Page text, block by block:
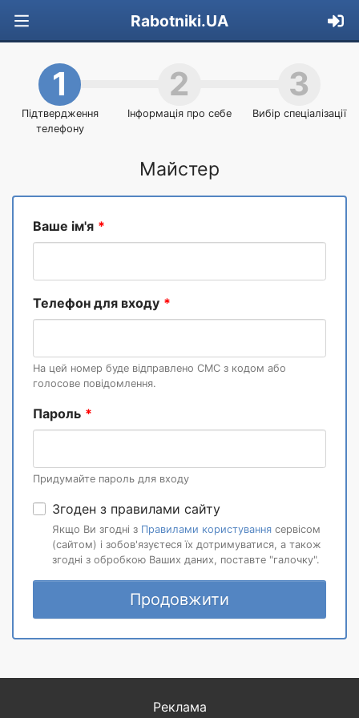
Rabotniki.UA
1
Підтвердження
телефону
2
Інформація про себе
3
Вибір спеціалізації
Майстер
Ваше ім'я
Телефон для входу
На цей номер буде відправлено СМС з кодом або
голосове повідомлення.
Пароль
Придумайте пароль для входу
Згоден з правилами сайту
Якщо Ви згодні з Правилами користування сервісом
(сайтом) і зобов'язуєтеся їх дотримуватися, а також
згодні з обробкою Ваших даних, поставте "галочку".
Продовжити
Реклама